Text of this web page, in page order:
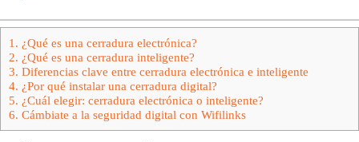
1. ¿Qué es una cerradura electrónica?
2. ¿Qué es una cerradura inteligente?
3. Diferencias clave entre cerradura electrónica e inteligente
4. ¿Por qué instalar una cerradura digital?
5. ¿Cuál elegir: cerradura electrónica o inteligente?
6. Cámbiate a la seguridad digital con Wifilinks